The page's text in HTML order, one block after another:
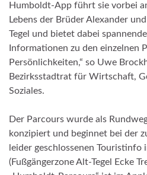
Humboldt-App führt sie vorbei
Lebens der Brüder Alexander
Tegel und bietet dabei
Informationen zu den einzelnen
Persönlichkeiten,“ so Uwe
Bezirksstadtrat für Wirtschaft,
Soziales.
Der Parcours wurde als
konzipiert und beginnet bei der
leider geschlossenen Touristinfo
(Fußgängerzone Alt-Tegel Ecke